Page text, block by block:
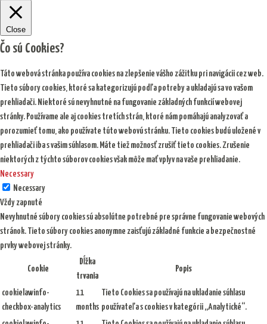
Close
Čo sú Cookies?
Táto webová stránka používa cookies na zlepšenie vášho zážitku pri navigácii cez web.
Tieto súbory cookies, ktoré sa kategorizujú podľa potreby a ukladajú sa vo vašom
prehliadači. Niektoré sú nevyhnutné na fungovanie základných funkcií webovej
stránky. Používame ale aj cookies tretích strán, ktoré nám pomáhajú analyzovať a
porozumieť tomu, ako používate túto webovú stránku. Tieto cookies budú uložené v
prehliadači iba s vašim súhlasom. Máte tiež možnosť zrušiť tieto cookies. Zrušenie
niektorých z týchto súborov cookies však môže mať vplyv na vaše prehliadanie.
Necessary
Necessary
Vždy zapnuté
Nevyhnutné súbory cookies sú absolútne potrebné pre správne fungovanie webových
stránok. Tieto súbory cookies anonymne zaisťujú základné funkcie a bezpečnostné
prvky webovej stránky.
Cookie
Dĺžka
trvania
Popis
cookielawinfo-
checkbox-analytics
11
months
Tieto Cookies sa používajú na ukladanie súhlasu
používateľa s cookies v kategórii „Analytické“.